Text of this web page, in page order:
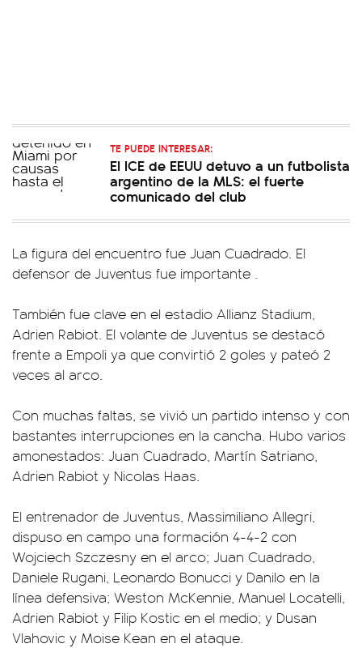
TE PUEDE INTERESAR:
El ICE de EEUU detuvo a un futbolista
argentino de la MLS: el fuerte
comunicado del club
La figura del encuentro fue Juan Cuadrado. El
defensor de Juventus fue importante .
También fue clave en el estadio Allianz Stadium,
Adrien Rabiot. El volante de Juventus se destacó
frente a Empoli ya que convirtió 2 goles y pateó 2
veces al arco.
Con muchas faltas, se vivió un partido intenso y con
bastantes interrupciones en la cancha. Hubo varios
amonestados: Juan Cuadrado, Martín Satriano,
Adrien Rabiot y Nicolas Haas.
El entrenador de Juventus, Massimiliano Allegri,
dispuso en campo una formación 4-4-2 con
Wojciech Szczesny en el arco; Juan Cuadrado,
Daniele Rugani, Leonardo Bonucci y Danilo en la
línea defensiva; Weston McKennie, Manuel Locatelli,
Adrien Rabiot y Filip Kostic en el medio; y Dusan
Vlahovic y Moise Kean en el ataque.